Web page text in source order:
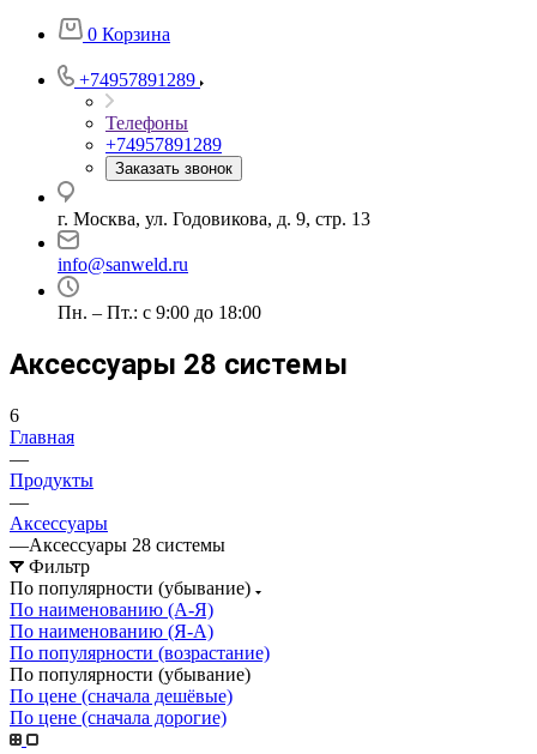
0 Корзина
+74957891289
Телефоны
+74957891289
Заказать звонок
г. Москва, ул. Годовикова, д. 9, стр. 13
info@sanweld.ru
Пн. – Пт.: с 9:00 до 18:00
Аксессуары 28 системы
6
Главная
—
Продукты
—
Аксессуары
—Аксессуары 28 системы
Фильтр
По популярности (убывание)
По наименованию (А-Я)
По наименованию (Я-А)
По популярности (возрастание)
По популярности (убывание)
По цене (сначала дешёвые)
По цене (сначала дорогие)